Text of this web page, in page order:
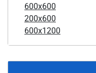
600x600
200x600
600х1200